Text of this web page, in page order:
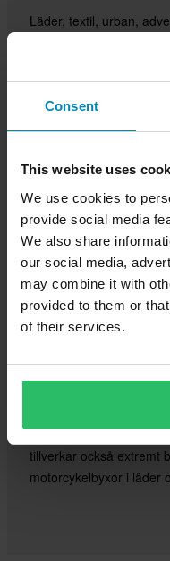
Consent
This website uses
We use cookies to
provide social media
We also share
our social media,
may combine it with
provided to them or
of their services.
Läder, textil, urban,
ventilerad. REV'IT! har
REV'IT!-jeans och -
REV'IT! är välkända för
tillverkar också extremt
motorcykelbyxor i läder